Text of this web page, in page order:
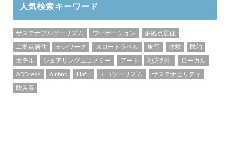
人気検索キーワード
サステナブルツーリズム ワーケーション
多拠点居住
二拠点居住
テレワーク スロートラベル 旅行 体験
民泊
ホテル
シェアリングエコノミー アート 地方創生
ローカル
ADDress
Airbnb HafH エコツーリズム
サステナビリティ
脱炭素